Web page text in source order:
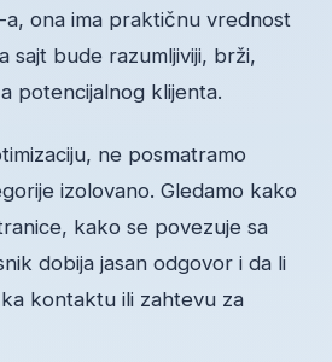
a, ona ima praktičnu vrednost
sajt bude razumljiviji, brži,
potencijalnog klijenta.
ne posmatramo
izolovano. Gledamo kako
kako se povezuje sa
dobija jasan odgovor i da li
kontaktu ili zahtevu za